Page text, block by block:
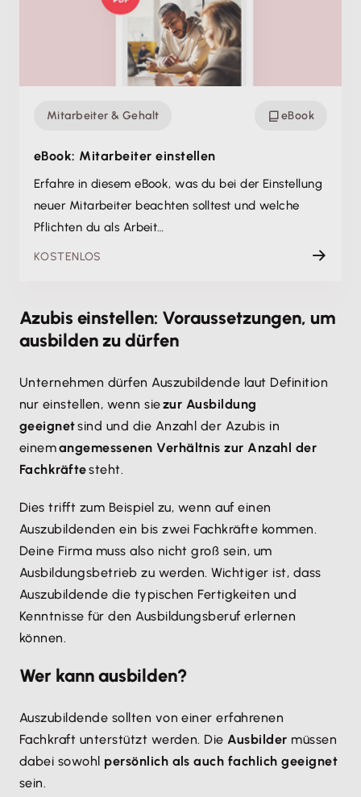
Mitarbeiter & Gehalt eBook
eBook: Mitarbeiter einstellen
Erfahre in diesem eBook, was du bei der Einstellung
neuer Mitarbeiter beachten solltest und welche
Pflichten du als Arbeit…
KOSTENLOS
Azubis einstellen: Voraussetzungen, um
ausbilden zu dürfen
Unternehmen dürfen Auszubildende laut Definition
nur einstellen, wenn siezur Ausbildung
geeignetsind und die Anzahl der Azubis in
einemangemessenen Verhältnis zur Anzahl der
Fachkräftesteht.
Dies trifft zum Beispiel zu, wenn auf einen
Auszubildenden ein bis zwei Fachkräfte kommen.
Deine Firma muss also nicht groß sein, um
Ausbildungsbetrieb zu werden. Wichtiger ist, dass
Auszubildende die typischen Fertigkeiten und
Kenntnisse für den Ausbildungsberuf erlernen
können.
Wer kann ausbilden?
Auszubildende sollten von einer erfahrenen
Fachkraft unterstützt werden. DieAusbilder müssen
dabei sowohl persönlich als auch fachlich geeignet
sein.